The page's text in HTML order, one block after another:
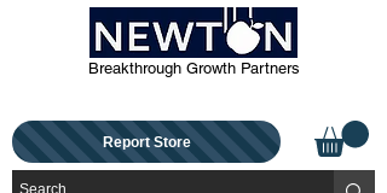
Breakthrough Growth Partners
Report Store